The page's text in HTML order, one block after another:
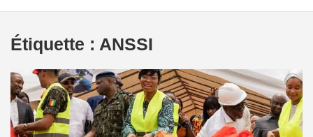
Étiquette : ANSSI